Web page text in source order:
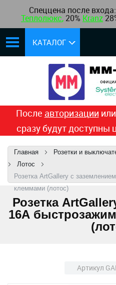
Спеццена после
Теплолюкс, 20% Kranz
КАТАЛОГ
После авторизации или
сразу будут доступны
Главная Розетки и
Лотос
Розетка ArtGallery с
клеммами (лотос)
Розетка
16А
Артикул